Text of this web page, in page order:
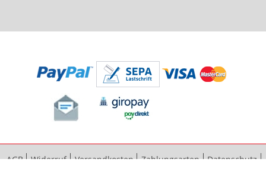
AGB Widerruf Versandkosten Zahlungsarten
Datenschutz